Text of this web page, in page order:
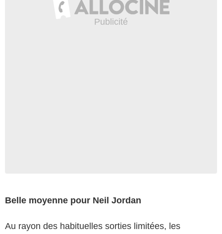
Belle moyenne pour Neil Jordan
Au rayon des habituelles sorties limitées, les